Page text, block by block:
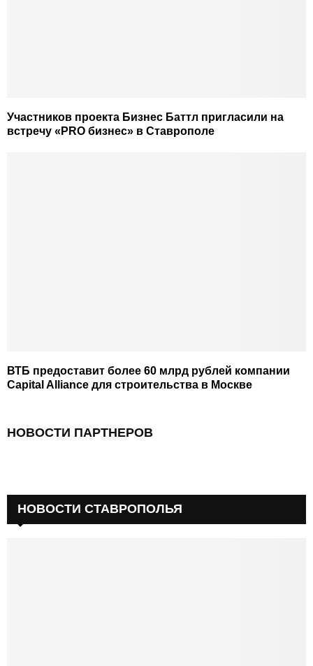
Участников проекта Бизнес Баттл пригласили на
встречу «PRO бизнес» в Ставрополе
ВТБ предоставит более 60 млрд рублей компании
Capital Alliance для строительства в Москве
НОВОСТИ ПАРТНЕРОВ
НОВОСТИ СТАВРОПОЛЬЯ